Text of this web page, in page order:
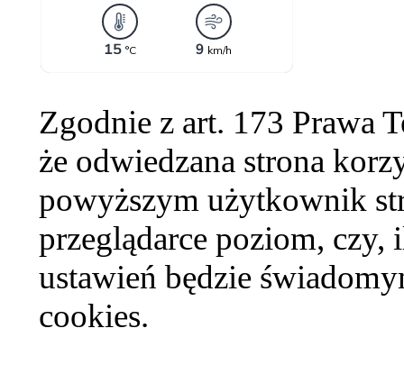
Zgodnie z art. 173 Prawa
że odwiedzana strona
powyższym użytkownik
przeglądarce poziom,
ustawień będzie
cookies.